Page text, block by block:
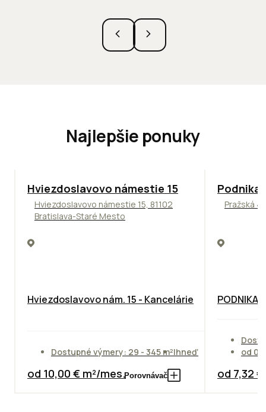
Najlepšie ponuky
ODPORÚČAME
Hviezdoslavovo námestie 15
Hviezdoslavovo námestie 15, 81102
Bratislava-Staré Mesto
Hviezdoslavovo nám. 15 - Kancelárie
Dostupné výmery: 29 - 345 m²Ihneď
od 10,00 € m²/mes.Porovnávač
Pražská
od
od 7,32